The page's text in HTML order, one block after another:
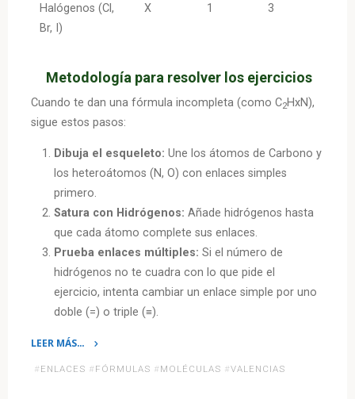
Halógenos (Cl,
Br, I)
X 1 3
Metodología para resolver los ejercicios
Cuando te dan una fórmula incompleta (como C2​HxN),
sigue estos pasos:
Dibuja el esqueleto: Une los átomos de Carbono y
los heteroátomos (N, O) con enlaces simples
primero.
Satura con Hidrógenos: Añade hidrógenos hasta
que cada átomo complete sus enlaces.
Prueba enlaces múltiples: Si el número de
hidrógenos no te cuadra con lo que pide el
ejercicio, intenta cambiar un enlace simple por uno
doble (=) o triple (≡).
LEER MÁS…
# ENLACES # FÓRMULAS # MOLÉCULAS #VALENCIAS